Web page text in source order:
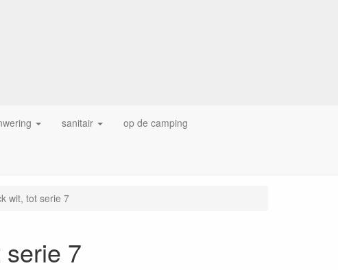
sanitair op de camping
wit, tot serie 7
7